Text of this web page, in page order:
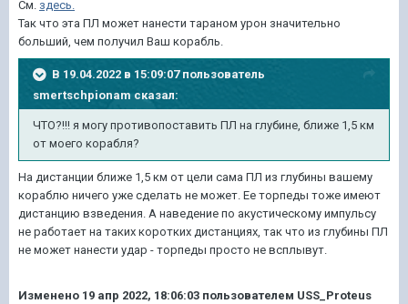
См. здесь.
Так что эта ПЛ может нанести тараном урон значительно
больший, чем получил Ваш корабль.
В 19.04.2022 в 15:09:07 пользователь
smertschpionam сказал:
ЧТО?!!! я могу противопоставить ПЛ на глубине, ближе 1,5 км
от моего корабля?
На дистанции ближе 1,5 км от цели сама ПЛ из глубины вашему
кораблю ничего уже сделать не может. Ее торпеды тоже имеют
дистанцию взведения. А наведение по акустическому импульсу
не работает на таких коротких дистанциях, так что из глубины ПЛ
не может нанести удар - торпеды просто не всплывут.
Изменено 19 апр 2022, 18:06:03 пользователем USS_Proteus